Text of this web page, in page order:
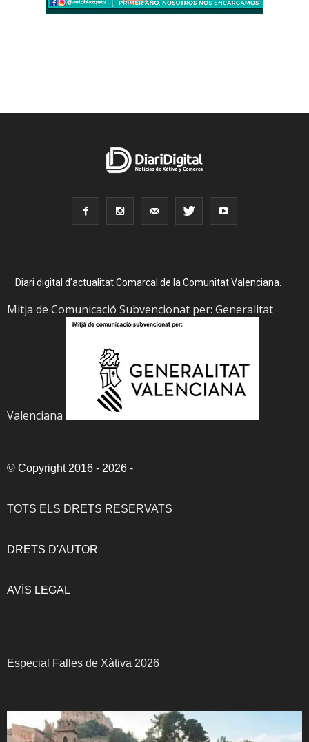
Diari digital d’actualitat Comarcal de la Comunitat Valenciana.
Mitja de Comunicació Subvencionat per: Generalitat
Valenciana
© Copyright 2016 - 2026 -
TOTS ELS DRETS RESERVATS
DRETS D'AUTOR
AVÍS LEGAL
Especial Falles de Xàtiva 2026